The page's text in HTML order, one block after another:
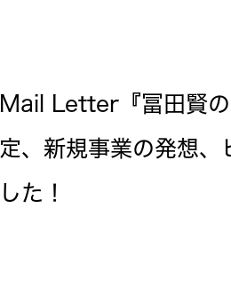
Mail Letter『冨田賢
定、新規事業の発想
した！